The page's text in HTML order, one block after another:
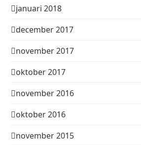
januari 2018
december 2017
november 2017
oktober 2017
november 2016
oktober 2016
november 2015